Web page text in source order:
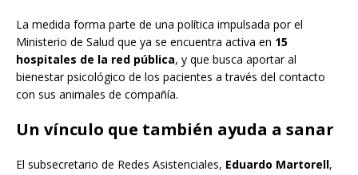
La medida forma parte de una política impulsada por el
Ministerio de Salud que ya se encuentra activa en 15
hospitales de la red pública, y que busca aportar al
bienestar psicológico de los pacientes a través del contacto
con sus animales de compañía.
Un vínculo que también ayuda a sanar
El subsecretario de Redes Asistenciales, Eduardo Martorell,